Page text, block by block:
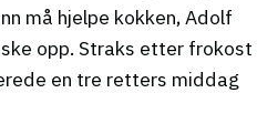
må hjelpe kokken, Adolf
opp. Straks etter frokost
en tre retters middag